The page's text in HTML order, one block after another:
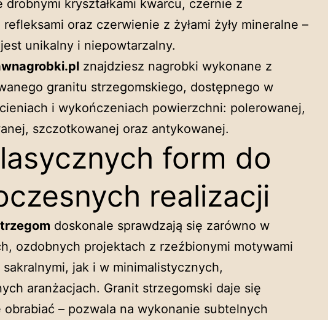
drobnymi kryształkami kwarcu, czernie z
oraz czerwienie z żyłami żyły mineralne –
unikalny i niepowtarzalny.
znajdziesz nagrobki wykonane z
granitu strzegomskiego, dostępnego w
i wykończeniach powierzchni: polerowanej,
szczotkowanej oraz antykowanej.
form do
realizacji
doskonale sprawdzają się zarówno w
ozdobnych projektach z rzeźbionymi motywami
jak i w minimalistycznych,
aranżacjach. Granit strzegomski daje się
obrabiać – pozwala na wykonanie subtelnych